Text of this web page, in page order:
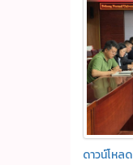
ดาวน์โหลด